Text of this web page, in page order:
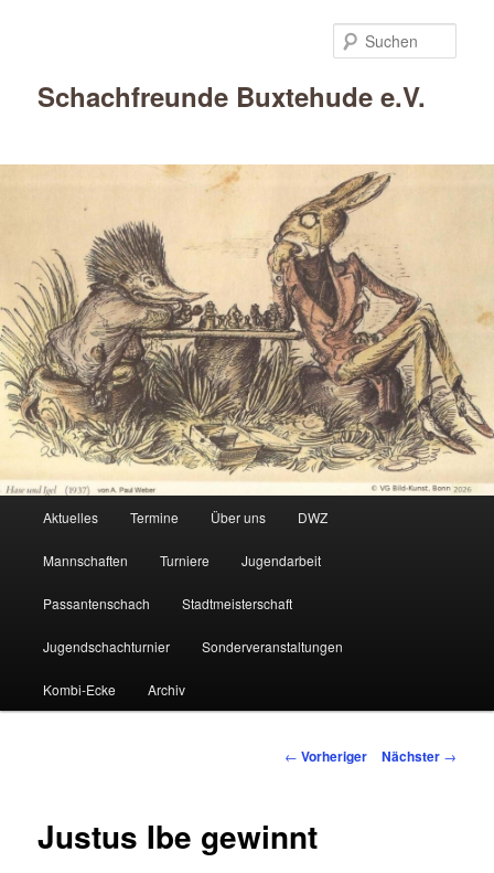
Schachfreunde Buxtehude e.V.
Zum
primären
Inhalt
springen
Aktuelles Termine Über uns DWZ
Mannschaften Turniere Jugendarbeit
Passantenschach Stadtmeisterschaft
Jugendschachturnier Sonderveranstaltungen
Kombi-Ecke Archiv
Beitragsnavigation
← Vorheriger Nächster →
Justus Ibe gewinnt